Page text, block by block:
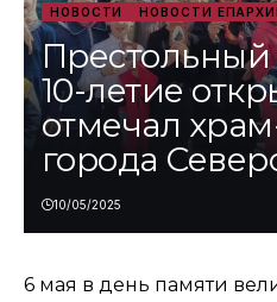
НОВОСТИ НОВОСТИ
10-летие
отмечал
города
10/05/2025
6 мая в день памяти